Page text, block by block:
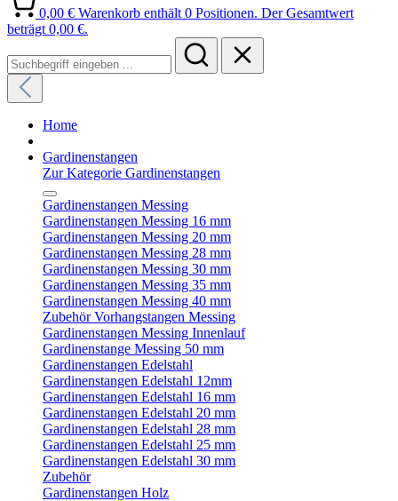
0,00 € Warenkorb enthält 0 Positionen. Der Gesamtwert
beträgt 0,00 €.
Home
Gardinenstangen
Zur Kategorie Gardinenstangen
Gardinenstangen Messing
Gardinenstangen Messing 16 mm
Gardinenstangen Messing 20 mm
Gardinenstangen Messing 28 mm
Gardinenstangen Messing 30 mm
Gardinenstangen Messing 35 mm
Gardinenstangen Messing 40 mm
Zubehör Vorhangstangen Messing
Gardinenstangen Messing Innenlauf
Gardinenstange Messing 50 mm
Gardinenstangen Edelstahl
Gardinenstangen Edelstahl 12mm
Gardinenstangen Edelstahl 16 mm
Gardinenstangen Edelstahl 20 mm
Gardinenstangen Edelstahl 28 mm
Gardinenstangen Edelstahl 25 mm
Gardinenstangen Edelstahl 30 mm
Zubehör
Gardinenstangen Holz